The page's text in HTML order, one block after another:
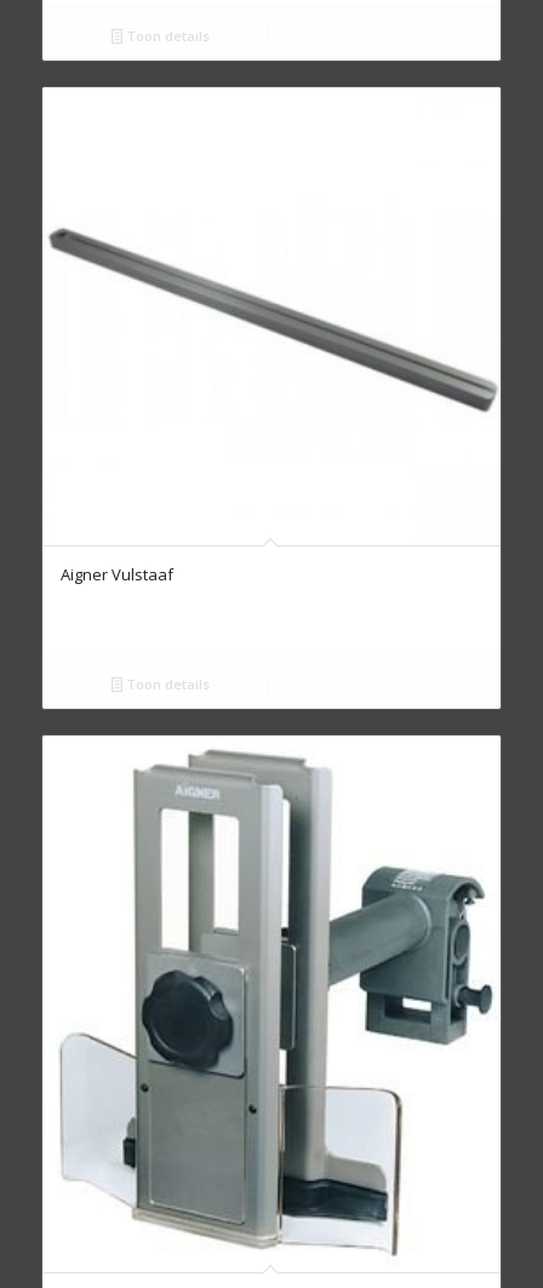
Toon details
Aigner Vulstaaf
Toon details